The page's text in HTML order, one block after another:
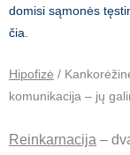
domisi sąmonės
čia
Hipofizė /
komunikacija – jų
Reinkarnacija –